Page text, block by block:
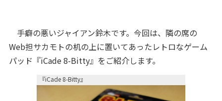
手癖の悪いジャイアン鈴木です。今回は、隣の席の
Web担サカモトの机の上に置いてあったレトロなゲーム
パッド『iCade 8-Bitty』をご紹介します。
『iCade 8-Bitty』